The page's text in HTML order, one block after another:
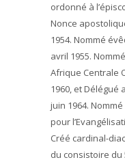
ordonné à
Nonce
1954. Nommé
avril 1955.
Afrique Centrale
1960, et Délégué
juin 1964.
pour
Créé cardinal-
du consistoire du